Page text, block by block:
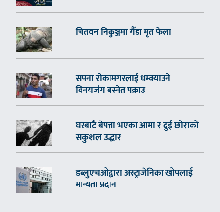
चितवन निकुञ्जमा गैँडा मृत फेला
सपना रोकामगरलाई धम्क्याउने
विनयजंग बस्नेत पक्राउ
घरबाटै बेपत्ता भएका आमा र दुई छोराको
सकुशल उद्धार
डब्लुएचओद्वारा अस्ट्राजेनिका खोपलाई
मान्यता प्रदान